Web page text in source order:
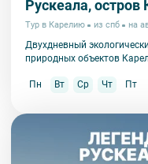
Рускеала, остров
Тур в Карелию из спб на
Двухдневный
природных объектов
Пн Вт Ср Чт Пт